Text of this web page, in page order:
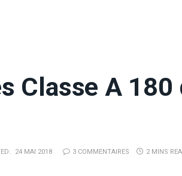
Classe A
24 MAI 2018 3 COMMENTAIRES 2 MINS